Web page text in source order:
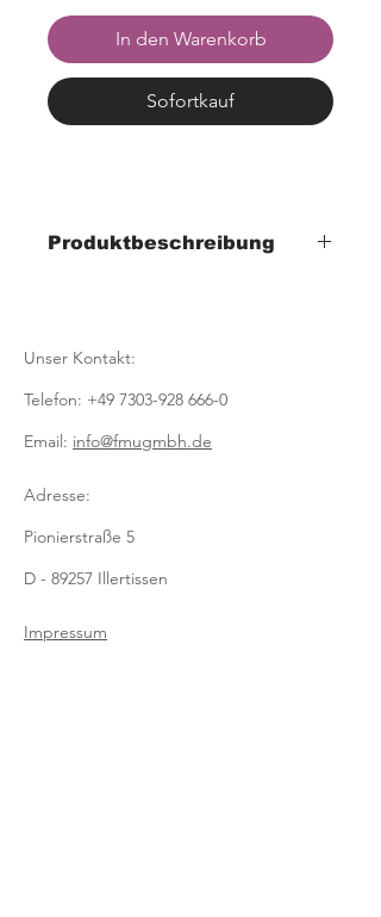
In den Warenkorb
Sofortkauf
Produktbeschreibung
- aufsteckbar auf Thekenscheibe 8-
10mm
- für ein einfaches Entnehmen der
Papiere
Unser Kontakt:
Telefon: +49 7303-928 666-0
Email: info@fmugmbh.de
Adresse:
Pionierstraße 5
D - 89257 Illertissen
Impressum